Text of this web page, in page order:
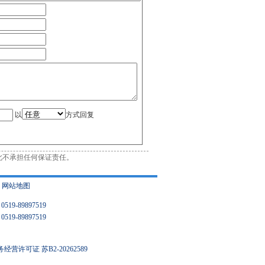
以 方式回复
承担任何保证责任。
网站地图
89897519
89897519
营许可证 苏B2-20262589